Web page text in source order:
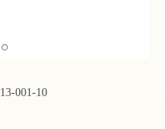
13-001-10